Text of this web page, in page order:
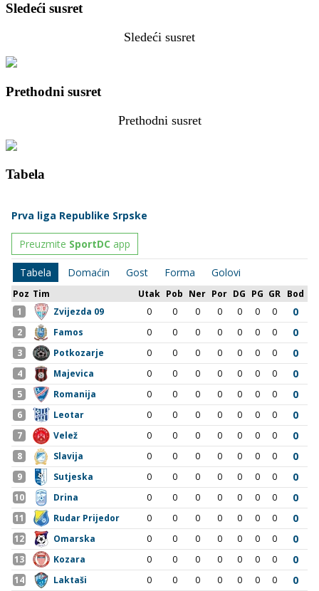
Sledeći susret
Sledeći susret
Prethodni susret
Prethodni susret
Tabela